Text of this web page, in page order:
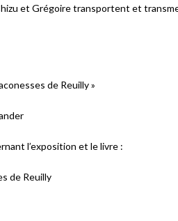
et Grégoire transportent et
de Reuilly »
l’exposition et le livre :
de Reuilly